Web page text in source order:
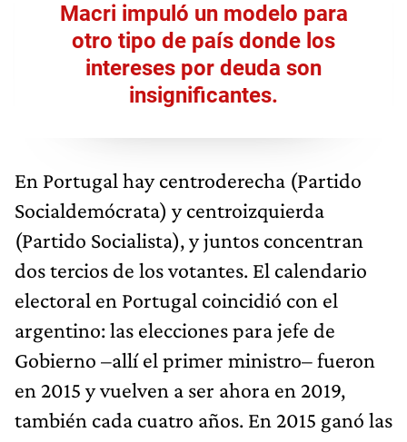
Macri impuló un modelo para
otro tipo de país donde los
intereses por deuda son
insignificantes.
En Portugal hay centroderecha (Partido
Socialdemócrata) y centroizquierda
(Partido Socialista), y juntos concentran
dos tercios de los votantes. El calendario
electoral en Portugal coincidió con el
argentino: las elecciones para jefe de
Gobierno –allí el primer ministro– fueron
en 2015 y vuelven a ser ahora en 2019,
también cada cuatro años. En 2015 ganó las